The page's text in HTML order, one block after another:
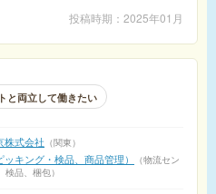
投稿時期 2025年01月
と両立して働きたい
株式会社 関東
キング・検品、商品管理）
物流セン
検品、梱包